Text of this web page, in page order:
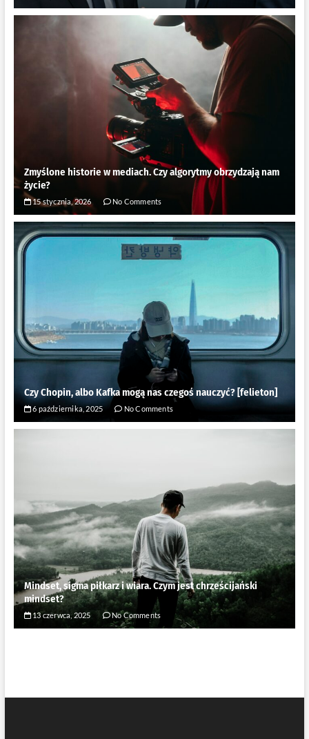
Zmyślone historie w mediach. Czy algorytmy obrzydzają nam
życie?
15 stycznia, 2026 No Comments
Czy Chopin, albo Kafka mogą nas czegoś nauczyć? [felieton]
6 października, 2025 No Comments
Mindset, sigma piłkarz i wiara. Czym jest chrześcijański
mindset?
13 czerwca, 2025 No Comments